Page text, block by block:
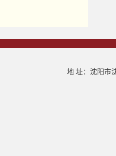
地 址：沈阳市